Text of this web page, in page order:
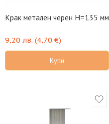
Крак метален черен H=135 мм
9,20 лв. (4,70 €)
Купи